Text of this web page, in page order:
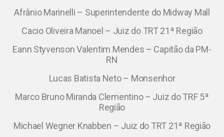
Afrânio Marinelli – Superintendente do Midway Mall
Cacio Oliveira Manoel – Juiz do TRT 21ª Região
Eann Styvenson Valentim Mendes – Capitão da PM-
RN
Lucas Batista Neto – Monsenhor
Marco Bruno Miranda Clementino – Juiz do TRF 5ª
Região
Michael Wegner Knabben – Juiz do TRT 21ª Região